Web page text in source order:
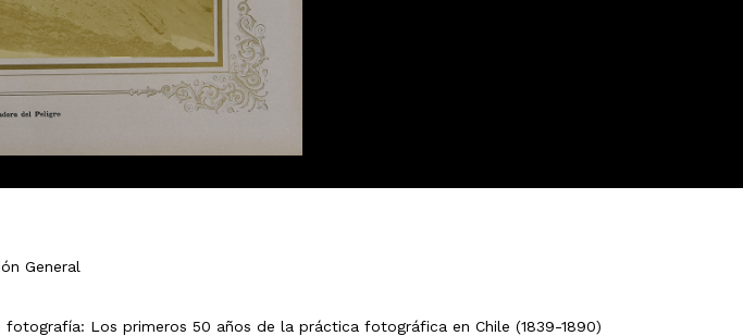
General
fotografía: Los primeros 50 años de la práctica fotográfica en Chile (1839-1890)